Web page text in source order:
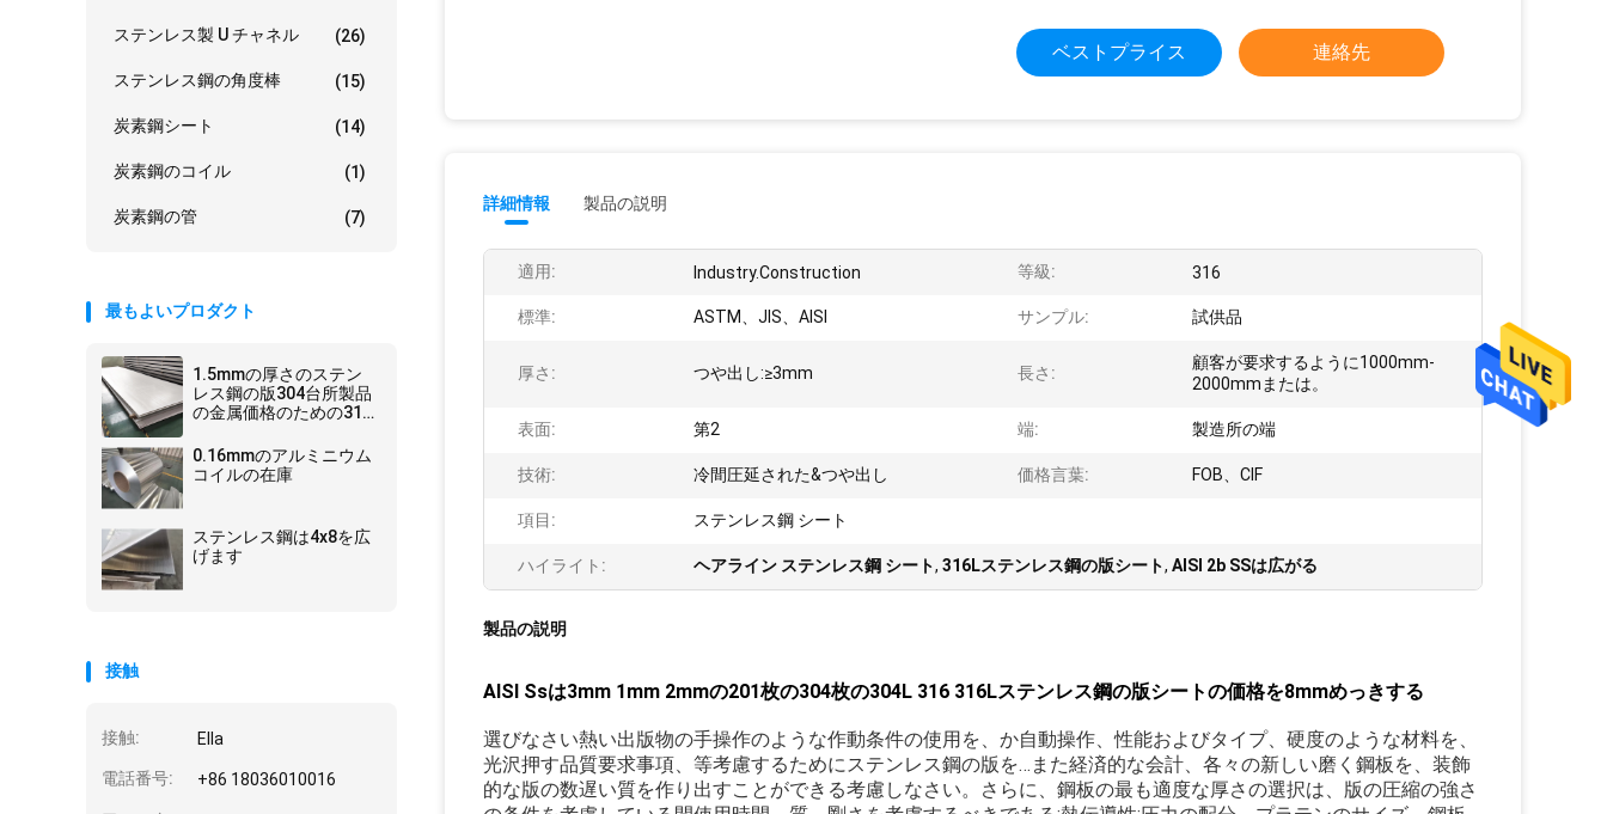
ステンレス製 U チャネル (26)
ステンレス鋼の角度棒 (15)
炭素鋼シート (14)
炭素鋼のコイル (1)
炭素鋼の管 (7)
最もよいプロダクト
1.5mmの厚さのステン
レス鋼の版304台所製品
の金属価格のための316
0.16mmのアルミニウム
コイルの在庫
ステンレス鋼は4x8を広
げます
接触
接触: Ella
電話番号: +86 18036010016
ベストプライス 連絡先
詳細情報 製品の説明
適用: Industry.Construction 等級: 316
標準: ASTM、JIS、AISI サンプル: 試供品
厚さ: つや出し:≥3mm 長さ:
顧客が要求するように1000mm-
2000mmまたは。
表面: 第2 端: 製造所の端
技術: 冷間圧延された&つや出し 価格言葉: FOB、CIF
項目: ステンレス鋼 シート
ハイライト: ヘアライン ステンレス鋼 シート, 316Lステンレス鋼の版シート, AISI 2b SSは広がる
製品の説明
AISI Ssは3mm 1mm 2mmの201枚の304枚の304L 316 316Lステンレス鋼の版シートの価格を8mmめっきする
選びなさい熱い出版物の手操作のような作動条件の使用を、か自動操作、性能およびタイプ、硬度のような材料を、
光沢押す品質要求事項、等考慮するためにステンレス鋼の版を… また経済的な会計、各々の新しい磨く鋼板を、装飾
的な版の数遅い質を作り出すことができる考慮しなさい。
さらに、鋼板の最も適度な厚さの選択は、版の圧縮の強さ